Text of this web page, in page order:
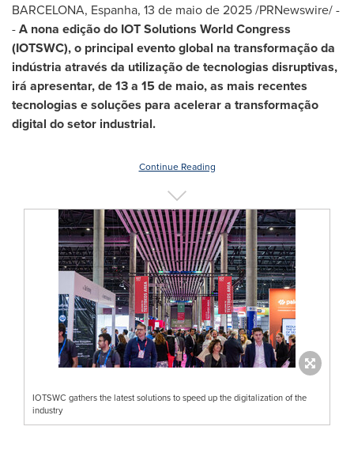
BARCELONA, Espanha, 13 de maio de 2025/PRNewswire/ -
-A nona edição do IOT Solutions World Congress
(IOTSWC), o principal evento global na transformação da
indústria através da utilização de tecnologias disruptivas,
irá apresentar, de 13 a 15 de maio, as mais recentes
tecnologias e soluções para acelerar a transformação
digital do setor industrial.
Continue Reading
IOTSWC gathers the latest solutions to speed up the digitalization of the
industry